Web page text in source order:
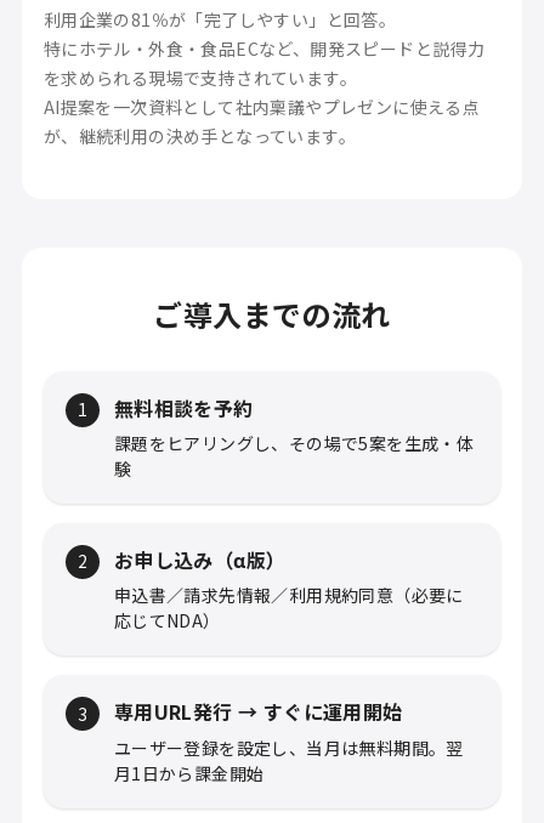
キャスティング
-マーケティング
取材記事一覧
お問合せ / ご相談
利用企業の81％が「完了しやすい」と回答。
特にホテル・外食・食品ECなど、開発スピードと説得力
を求められる現場で支持されています。
AI提案を一次資料として社内稟議やプレゼンに使える点
が、継続利用の決め手となっています。
ご導入までの流れ
1 無料相談を予約
課題をヒアリングし、その場で5案を生成・体
験
2 お申し込み（α版）
申込書／請求先情報／利用規約同意（必要に
応じてNDA）
3 専用URL発行 → すぐに運用開始
ユーザー登録を設定し、当月は無料期間。翌
月1日から課金開始